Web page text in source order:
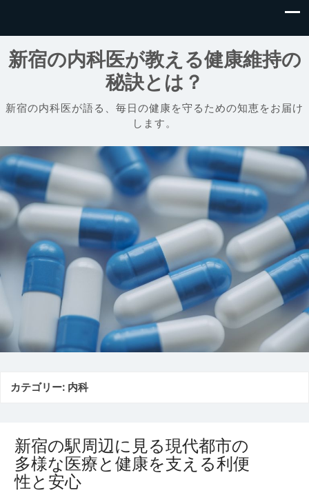
新宿の内科医が教える健康維持の
秘訣とは？
新宿の内科医が語る、毎日の健康を守るための知恵をお届け
します。
カテゴリー: 内科
新宿の駅周辺に見る現代都市の
多様な医療と健康を支える利便
性と安心